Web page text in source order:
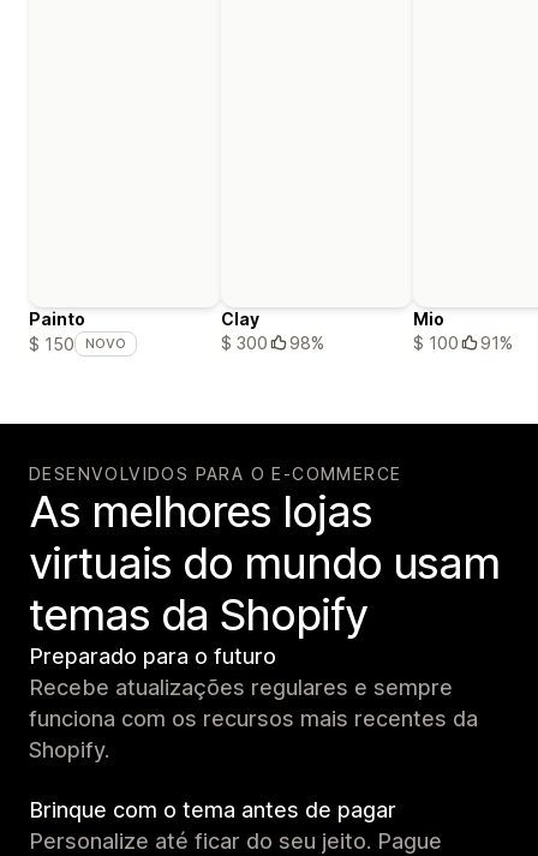
Painto
$ 150
NOVO
Clay
$ 300
98%
Mio
$ 100
91%
DESENVOLVIDOS PARA O E-COMMERCE
As melhores lojas
virtuais do mundo usam
temas da Shopify
Preparado para o futuro
Recebe atualizações regulares e sempre
funciona com os recursos mais recentes da
Shopify.
Brinque com o tema antes de pagar
Personalize até ficar do seu jeito. Pague